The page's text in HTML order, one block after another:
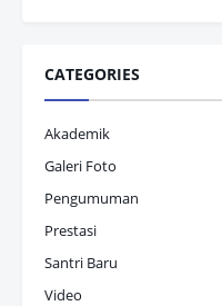
CATEGORIES
Akademik
Galeri Foto
Pengumuman
Prestasi
Santri Baru
Video